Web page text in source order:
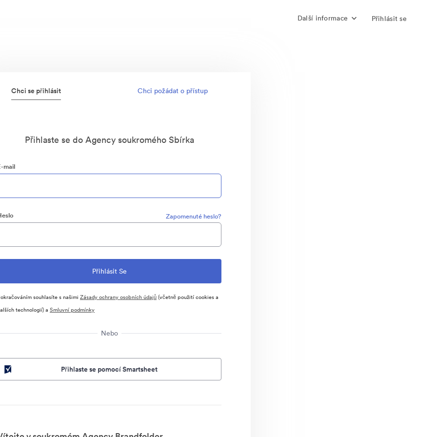
Další informace Přihlásit se
Chci se přihlásit Chci požádat o přístup
Přihlaste se do Agency soukromého Sbírka
mail
Zapomenuté heslo?
souhlasíte s našimi Zásady ochrany osobních údajů(včetně použití cookies a
technologií) a Smluvní podmínky
Nebo
Přihlaste se pomocí Smartsheet